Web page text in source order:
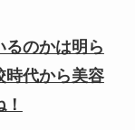
るのかは明ら
時代から美容